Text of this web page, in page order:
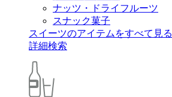
ナッツ・ドライフルーツ
スナック菓子
スイーツのアイテムをすべて見る
詳細検索